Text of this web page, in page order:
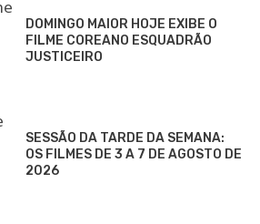
DOMINGO MAIOR HOJE EXIBE O
FILME COREANO ESQUADRÃO
JUSTICEIRO
SESSÃO DA TARDE DA SEMANA:
OS FILMES DE 3 A 7 DE AGOSTO DE
2026